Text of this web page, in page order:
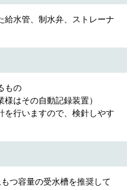
水管、制水弁、ストレーナ
もの
様はその自動記録装置）
行いますので、検針しやす
つ容量の受水槽を推奨して